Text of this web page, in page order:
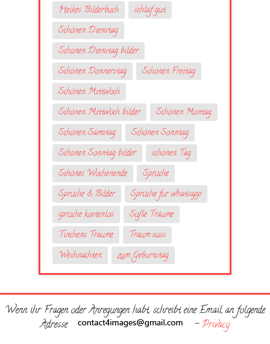
Heikes Bilderbuch
schlaf gut
Schönen Dienstag
Schönen Dienstag bilder
Schönen Donnerstag
Schönen Freitag
Schönen Mittwoch
Schönen Mittwoch bilder
Schönen Montag
Schönen Samstag
Schönen Sonntag
Schönen Sonntag bilder
schönen Tag
Schönes Wochenende
Sprüche
Sprüche & Bilder
Sprüche fur whatsapp
sprüche kostenlos
Süße Träume
Tinchens Träume
Traum suss
Weihnachten
zum Geburtstag
Wenn ihr Fragen oder Anregungen habt, schreibt eine Email an folgende
Adresse
-Privacy